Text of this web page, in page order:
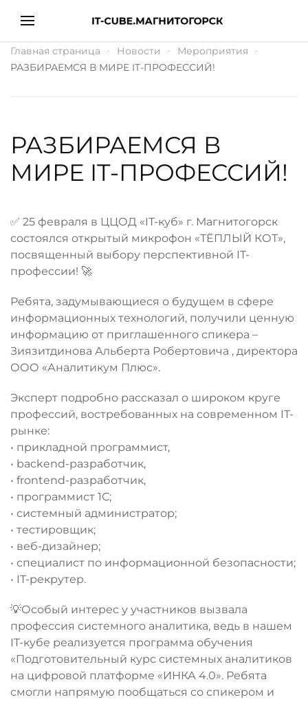
Главная страница Новости
Мероприятия
РАЗБИРАЕМСЯ В МИРЕ IT-ПРОФЕССИЙ!
РАЗБИРАЕМСЯ В
МИРЕ IT-ПРОФЕССИЙ!
✅ 25 февраля в ЦЦОД «IT-куб» г. Магнитогорск
состоялся открытый микрофон «ТЁПЛЫЙ КОТ»,
посвященный выбору перспективной IT-
профессии! 🚀
Ребята, задумывающиеся о будущем в сфере
информационных технологий, получили ценную
информацию от приглашенного спикера –
Зиязитдинова Альберта Робертовича , директора
ООО «Аналитикум Плюс».
Эксперт подробно рассказал о широком круге
профессий, востребованных на современном IT-
рынке:
• прикладной программист,
• backend-разработчик,
• frontend-разработчик,
• программист 1С;
• системный администратор;
• тестировщик;
• веб-дизайнер;
• специалист по информационной безопасности;
• IT-рекрутер.
💡Особый интерес у участников вызвала
профессия системного аналитика, ведь в нашем
IT-кубе реализуется программа обучения
«Подготовительный курс системных аналитиков
на цифровой платформе «ИНКА 4.0». Ребята
смогли напрямую пообщаться со спикером и